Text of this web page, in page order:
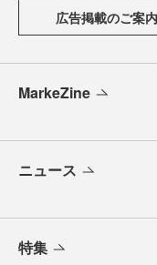
広告掲載のご案内
MarkeZine
ニュース
特集